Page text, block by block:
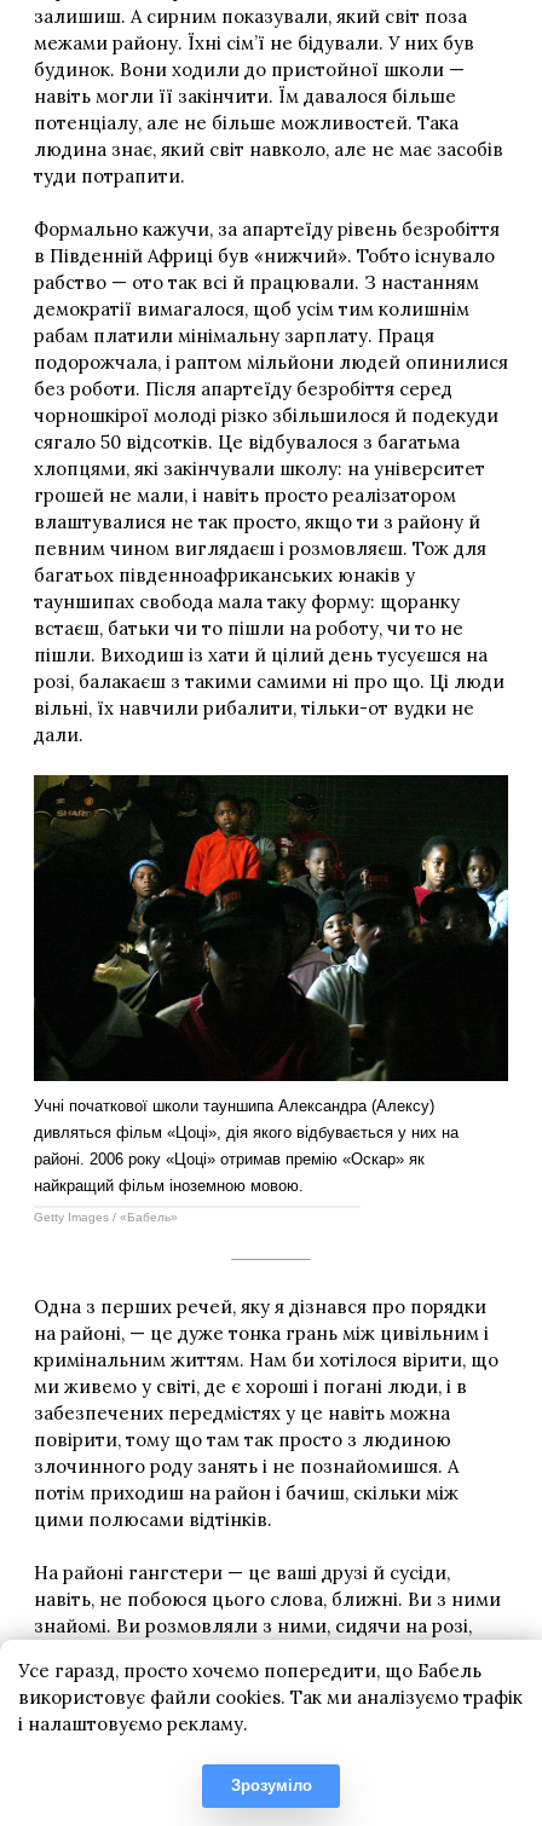
Усе гаразд, просто хочемо попередити, що Бабель
використовує файли cookies. Так ми аналізуємо трафік
і налаштовуємо рекламу.
Зрозуміло